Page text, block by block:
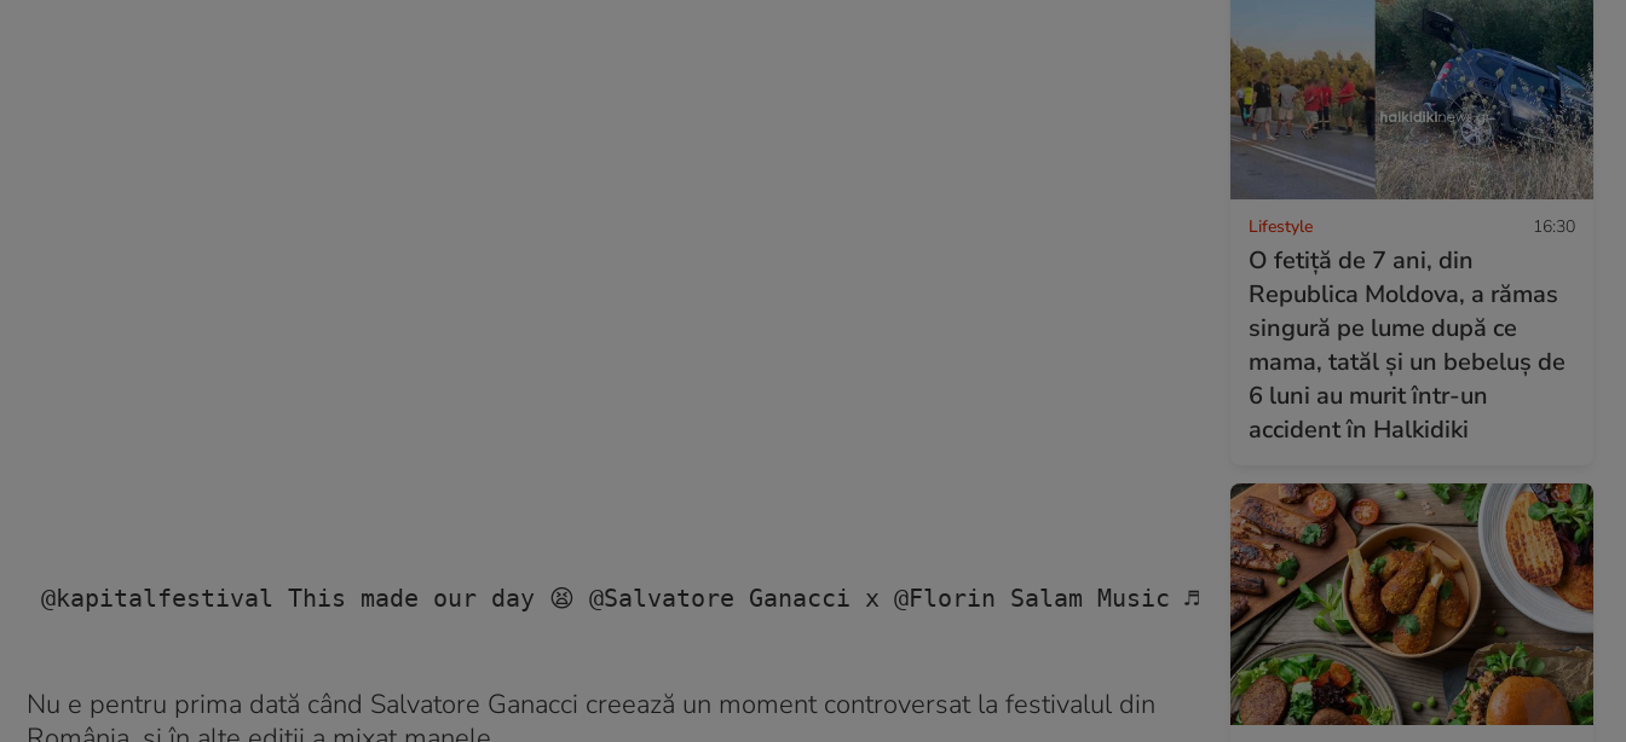
@kapitalfestival This made our day 😫 @Salvatore Ganacci x @Florin Salam Music ♬ sunet original -
Nu e pentru prima dată când Salvatore Ganacci creează un moment controversat la festivalul din
Lifestyle 16:30
O fetiță de 7 ani, din
Republica Moldova, a rămas
singură pe lume după ce
mama, tatăl și un bebeluș de
6 luni au murit într-un
accident în Halkidiki